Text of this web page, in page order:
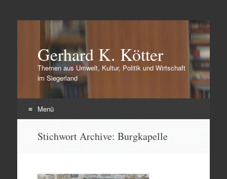
Gerhard K. Kötter
Themen aus Umwelt, Kultur, Politik und Wirtschaft
im Siegerland
Menü
Stichwort Archive: Burgkapelle